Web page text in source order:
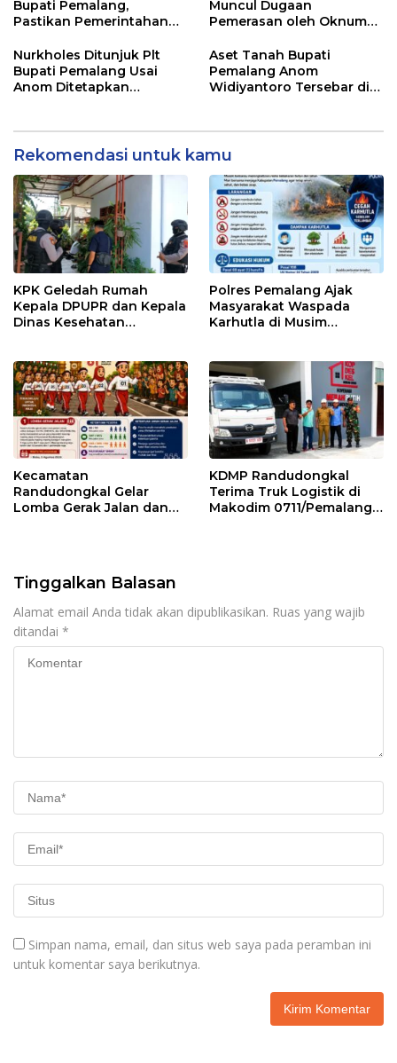
Bupati Pemalang,
Pastikan Pemerintahan
Muncul Dugaan
Pemerasan oleh Oknum
Nurkholes Ditunjuk Plt
Bupati Pemalang Usai
Anom Ditetapkan
Aset Tanah Bupati
Pemalang Anom
Widiyantoro Tersebar di
Rekomendasi untuk kamu
KPK Geledah Rumah
Kepala DPUPR dan Kepala
Dinas Kesehatan
Polres Pemalang Ajak
Masyarakat Waspada
Karhutla di Musim
Kecamatan
Randudongkal Gelar
Lomba Gerak Jalan dan
KDMP Randudongkal
Terima Truk Logistik di
Makodim 0711/Pemalang
Tinggalkan Balasan
Alamat email Anda tidak akan dipublikasikan. Ruas yang wajib
ditandai *
Simpan nama, email, dan situs web saya pada peramban ini
untuk komentar saya berikutnya.